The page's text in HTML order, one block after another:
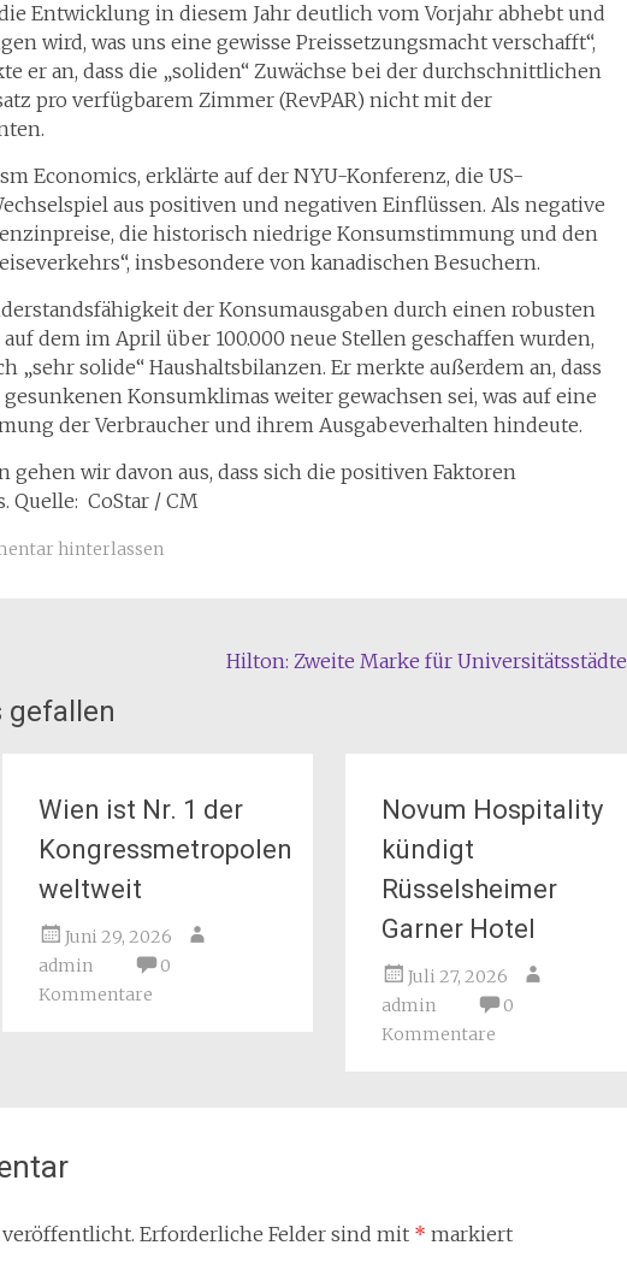
Entwicklung in diesem Jahr deutlich vom Vorjahr abhebt und
wird, was uns eine gewisse Preissetzungsmacht verschafft“,
er an, dass die „soliden“ Zuwächse bei der durchschnittlichen
pro verfügbarem Zimmer (RevPAR) nicht mit der
Economics, erklärte auf der NYU-Konferenz, die US-
aus positiven und negativen Einflüssen. Als negative
die historisch niedrige Konsumstimmung und den
insbesondere von kanadischen Besuchern.
der Konsumausgaben durch einen robusten
dem im April über 100.000 neue Stellen geschaffen wurden,
„sehr solide“ Haushaltsbilanzen. Er merkte außerdem an, dass
Konsumklimas weiter gewachsen sei, was auf eine
der Verbraucher und ihrem Ausgabeverhalten hindeute.
wir davon aus, dass sich die positiven Faktoren
Quelle: CoStar / CM
hinterlassen
Hilton: Zweite Marke für Universitätsstädte
gefallen
Wien ist Nr. 1 der
Kongressmetropolen
weltweit
Juni 29, 2026
admin
0
Kommentare
Novum Hospitality
kündigt
Rüsselsheimer
Garner Hotel
Juli 27, 2026
admin
0
Kommentare
Erforderliche Felder sind mit * markiert